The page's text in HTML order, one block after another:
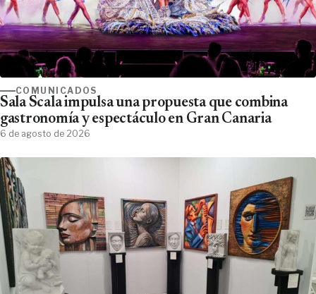
COMUNICADOS
Sala Scala impulsa una propuesta que combina
gastronomía y espectáculo en Gran Canaria
6 de agosto de 2026